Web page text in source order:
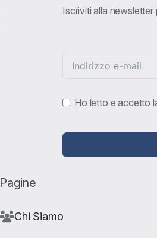
Iscriviti alla
Ho letto e accetto
Pagine
Chi Siamo